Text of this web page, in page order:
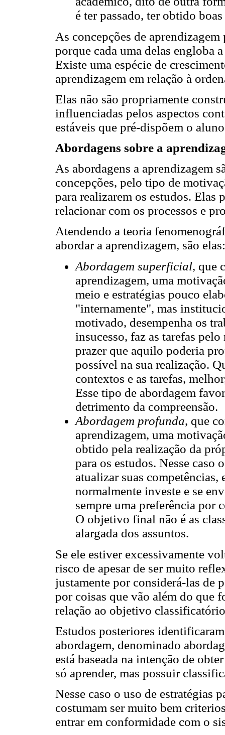
é ter passado, ter obtido
As concepções de
porque cada uma delas engloba
Existe uma espécie de
aprendizagem em relação à
Elas não são propriamente
influenciadas pelos aspectos
estáveis que pré-dispõem o
Abordagens sobre a
As abordagens a aprendizagem
concepções, pelo tipo de
para realizarem os estudos. Elas
relacionar com os processos e
Atendendo a teoria
abordar a aprendizagem, são elas:
Abordagem superficial, que
aprendizagem, uma
meio e estratégias pouco
"internamente", mas
motivado, desempenha os
insucesso, faz as tarefas
prazer que aquilo poderia
possível na sua realização.
contextos e as tarefas,
Esse tipo de abordagem
detrimento da compreensão.
Abordagem profunda, que
aprendizagem, uma
obtido pela realização da
para os estudos. Nesse caso
atualizar suas
normalmente investe e se
sempre uma preferência por
O objetivo final não é as
alargada dos assuntos.
Se ele estiver excessivamente
risco de apesar de ser muito
justamente por considerá-las de
por coisas que vão além do que
relação ao objetivo
Estudos posteriores
abordagem, denominado
está baseada na intenção de
só aprender, mas possuir
Nesse caso o uso de estratégias
costumam ser muito bem
entrar em conformidade com o